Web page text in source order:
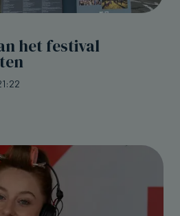
het festival